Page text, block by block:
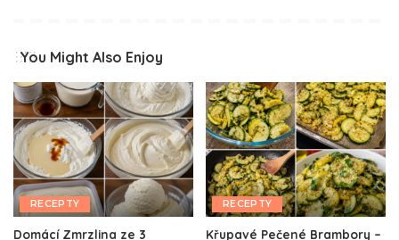
You Might Also Enjoy
RECEPTY
Domácí Zmrzlina ze 3
RECEPTY
Křupavé Pečené Brambory –